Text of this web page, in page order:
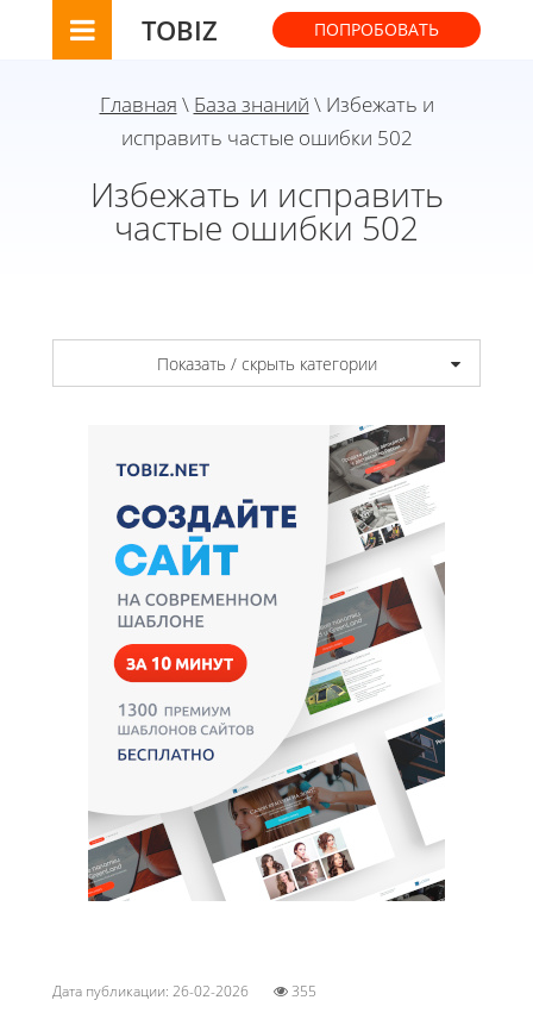
TOBIZ ПОПРОБОВАТЬ
Главная \ База знаний \ Избежать и
исправить частые ошибки 502
Избежать и исправить
частые ошибки 502
Показать / скрыть категории
Дата публикации: 26-02-2026 355